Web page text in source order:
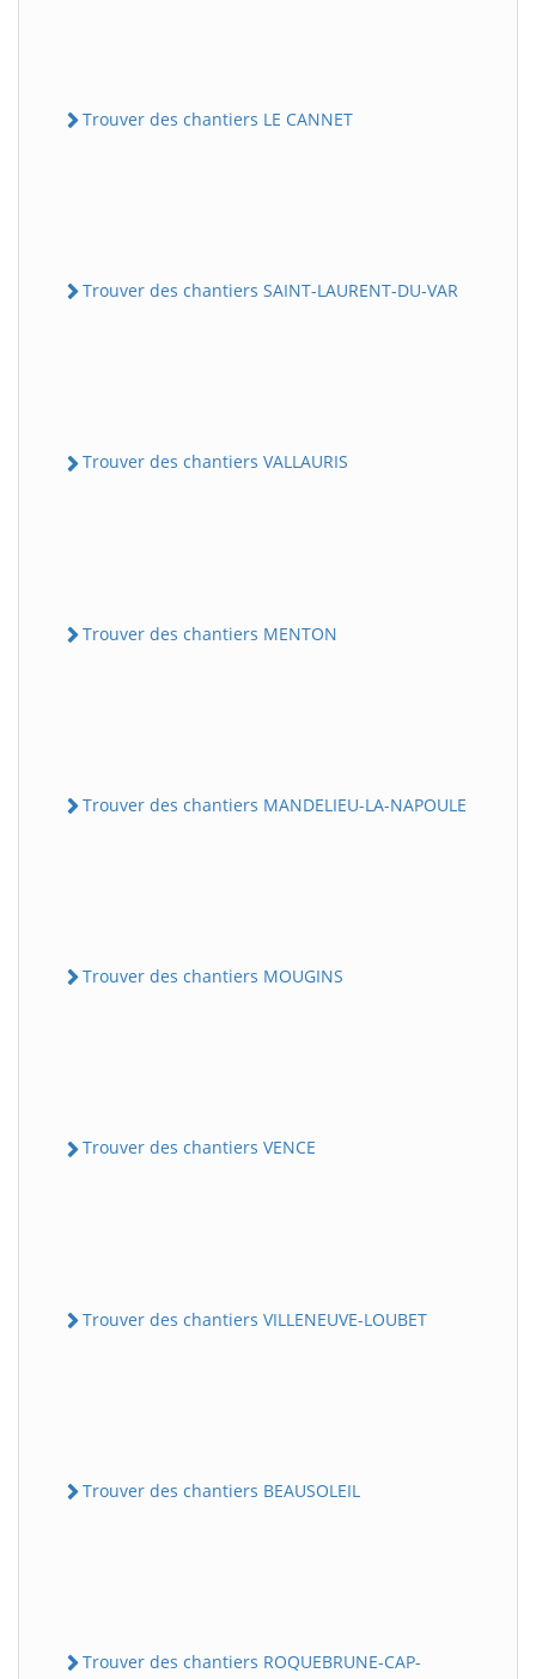
Trouver des chantiers LE CANNET
Trouver des chantiers SAINT-LAURENT-DU-VAR
Trouver des chantiers VALLAURIS
Trouver des chantiers MENTON
Trouver des chantiers MANDELIEU-LA-NAPOULE
Trouver des chantiers MOUGINS
Trouver des chantiers VENCE
Trouver des chantiers VILLENEUVE-LOUBET
Trouver des chantiers BEAUSOLEIL
Trouver des chantiers ROQUEBRUNE-CAP-